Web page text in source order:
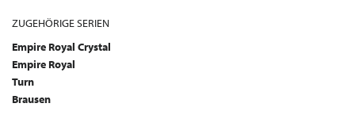
ZUGEHÖRIGE SERIEN
Empire Royal Crystal
Empire Royal
Turn
Brausen